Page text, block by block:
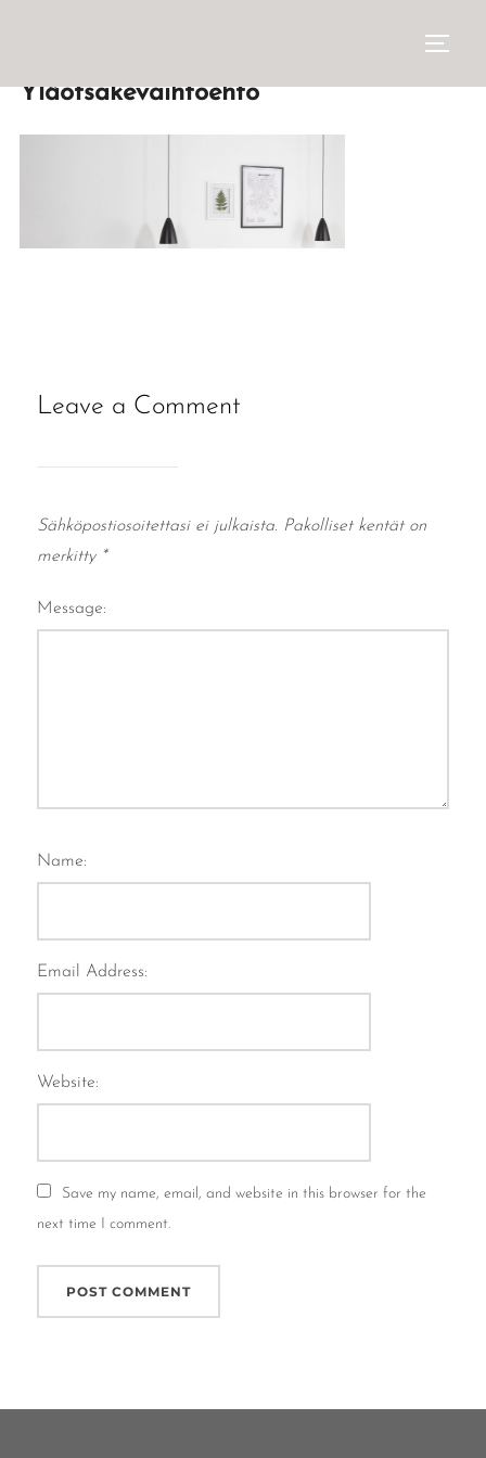
Yläotsakevaihtoehto
Leave a Comment
Sähköpostiosoitettasi ei julkaista. Pakolliset kentät on
merkitty *
Message:
Name:
Email Address:
Website:
Save my name, email, and website in this browser for the
next time I comment.